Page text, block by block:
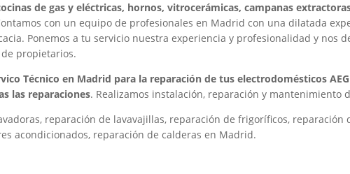
de gas y eléctricas, hornos, vitrocerámicas, campanas
con un equipo de profesionales en Madrid con una dilatada
Ponemos a tu servicio nuestra experiencia y profesionalidad y nos
propietarios.
Técnico en Madrid para la reparación de tus electrodomésticos
las reparaciones. Realizamos instalación, reparación y mantenimiento
reparación de lavavajillas, reparación de frigoríficos,
acondicionados, reparación de calderas en Madrid.